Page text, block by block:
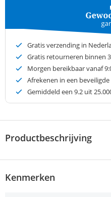
Gratis verzending in
Gratis retourneren binnen
Morgen bereikbaar vanaf
Afrekenen in een
Gemiddeld een 9.2 uit
Productbeschrijving
Kenmerken